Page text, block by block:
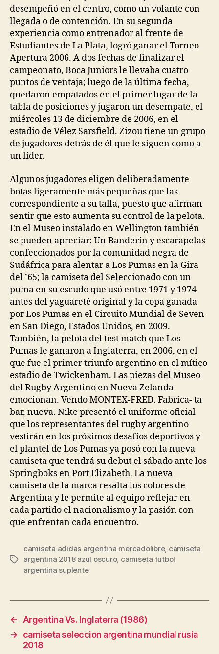
desempeñó en el centro, como un volante con
llegada o de contención. En su segunda
experiencia como entrenador al frente de
Estudiantes de La Plata, logró ganar el Torneo
Apertura 2006. A dos fechas de finalizar el
campeonato, Boca Juniors le llevaba cuatro
puntos de ventaja; luego de la última fecha,
quedaron empatados en el primer lugar de la
tabla de posiciones y jugaron un desempate, el
miércoles 13 de diciembre de 2006, en el
estadio de Vélez Sarsfield. Zizou tiene un grupo
de jugadores detrás de él que le siguen como a
un líder.
Algunos jugadores eligen deliberadamente
botas ligeramente más pequeñas que las
correspondiente a su talla, puesto que afirman
sentir que esto aumenta su control de la pelota.
En el Museo instalado en Wellington también
se pueden apreciar: Un Banderín y escarapelas
confeccionados por la comunidad negra de
Sudáfrica para alentar a Los Pumas en la Gira
del ’65; la camiseta del Seleccionado con un
puma en su escudo que usó entre 1971 y 1974
antes del yaguareté original y la copa ganada
por Los Pumas en el Circuito Mundial de Seven
en San Diego, Estados Unidos, en 2009.
También, la pelota del test match que Los
Pumas le ganaron a Inglaterra, en 2006, en el
que fue el primer triunfo argentino en el mítico
estadio de Twickenham. Las piezas del Museo
del Rugby Argentino en Nueva Zelanda
emocionan. Vendo MONTEX-FRED. Fabrica- ta
bar, nueva. Nike presentó el uniforme oficial
que los representantes del rugby argentino
vestirán en los próximos desafíos deportivos y
el plantel de Los Pumas ya posó con la nueva
camiseta que tendrá su debut el sábado ante los
Springboks en Port Elizabeth. La nueva
camiseta de la marca resalta los colores de
Argentina y le permite al equipo reflejar en
cada partido el nacionalismo y la pasión con
que enfrentan cada encuentro.
Etiquetas
camiseta adidas argentina mercadolibre, camiseta
argentina 2018 azul oscuro, camiseta futbol
argentina suplente
←
Argentina Vs. Inglaterra (1986)
→
camiseta seleccion argentina mundial rusia
2018